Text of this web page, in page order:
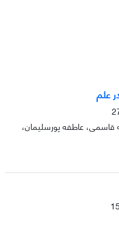
علم
قاسمی، عاطفه پورسلیمان،